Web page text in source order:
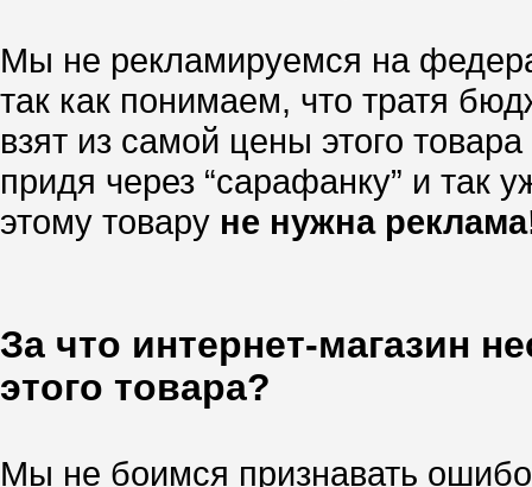
Мы не рекламируемся на
так как понимаем, что тратя
взят из самой цены этого
придя через “сарафанку” и так
этому товару не нужна
За что интернет-магазин
этого товара?
Мы не боимся признавать